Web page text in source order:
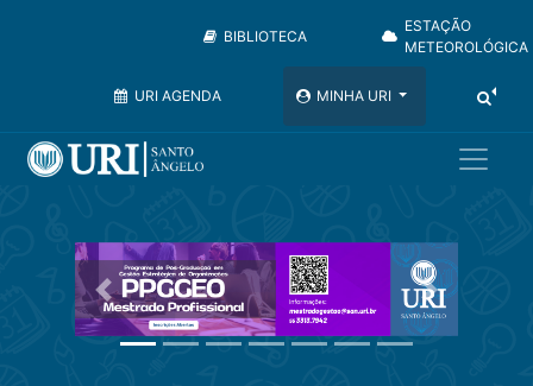
BIBLIOTECA
ESTAÇÃO
METEOROLÓGICA
URI AGENDA MINHA URI
Anterior Pr�ximo